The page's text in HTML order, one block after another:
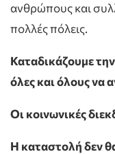
ανθρώπους και
πολλές πόλεις.
Καταδικάζουμε
όλες και όλους να
Οι κοινωνικές
Η καταστολή δεν